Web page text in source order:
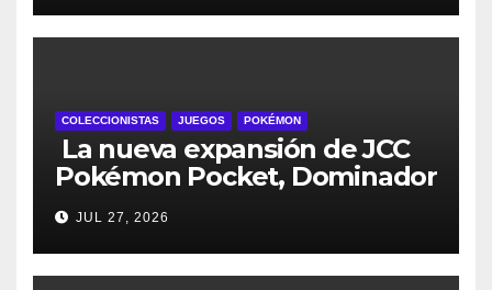
preventas digitales
COLECCIONISTAS JUEGOS POKÉMON
La nueva expansión de JCC
Pokémon Pocket, Dominador
de los Cielos, se lanza el 29
de julio
JUL 27, 2026